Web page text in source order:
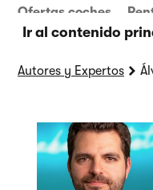
Ir al contenido
Ofertas coches
Autores y Expertos